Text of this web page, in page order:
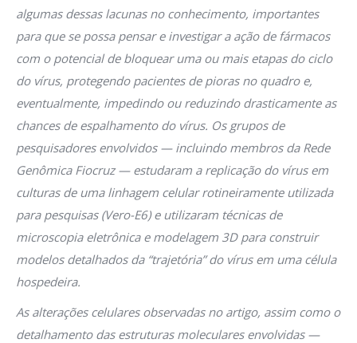
algumas dessas lacunas no conhecimento, importantes
para que se possa pensar e investigar a ação de fármacos
com o potencial de bloquear uma ou mais etapas do ciclo
do vírus, protegendo pacientes de pioras no quadro e,
eventualmente, impedindo ou reduzindo drasticamente as
chances de espalhamento do vírus. Os grupos de
pesquisadores envolvidos — incluindo membros da Rede
Genômica Fiocruz — estudaram a replicação do vírus em
culturas de uma linhagem celular rotineiramente utilizada
para pesquisas (Vero-E6) e utilizaram técnicas de
microscopia eletrônica e modelagem 3D para construir
modelos detalhados da “trajetória” do vírus em uma célula
hospedeira.
As alterações celulares observadas no artigo, assim como o
detalhamento das estruturas moleculares envolvidas —